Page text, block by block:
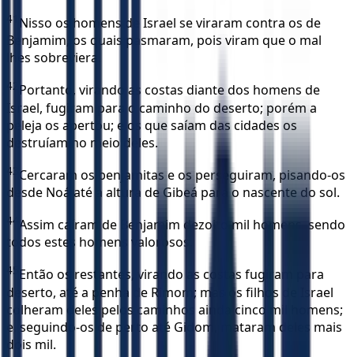
41 Nisso os homens de Israel se viraram contra os de
Benjamim, os quais pasmaram, pois viram que o mal
lhes sobreviera.
42 Portanto, virando as costas diante dos homens de
Israel, fugiram para o caminho do deserto; porém a
peleja os apertou; e os que saíam das cidades os
destruíam no meio deles.
43 Cercaram os benjamitas e os perseguiram, pisando-os
desde Noá até a altura de Gibeá para o nascente do sol.
44 Assim caíram de Benjamim dezoito mil homens, sendo
todos estes homens valorosos.
45 Então os restantes, virando as costas fugiram para
deserto, até a penha de Rimom; mas os filhos de Israel
colheram deles pelos caminhos ainda cinco mil homens;
e, seguindo-os de perto até Gidom, mataram deles mais
dois mil.